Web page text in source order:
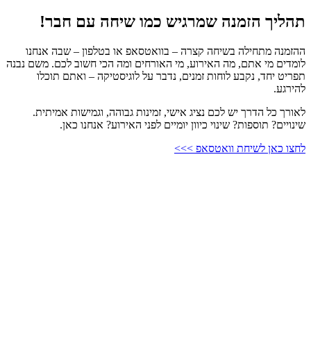
תהליך הזמנה שמרגיש כמו שיחה עם חבר!
ההזמנה מתחילה בשיחה קצרה – בוואטסאפ או בטלפון – שבה אנחנו
לומדים מי אתם, מה האירוע, מי האורחים ומה הכי חשוב לכם. משם נבנה
תפריט יחד, נקבע לוחות זמנים, נדבר על לוגיסטיקה – ואתם תוכלו
להירגע.
לאורך כל הדרך יש לכם נציג אישי, זמינות גבוהה, וגמישות אמיתית.
שינויים? תוספות? שינוי כיוון יומיים לפני האירוע? אנחנו כאן.
לחצו כאן לשיחת וואטסאפ >>>